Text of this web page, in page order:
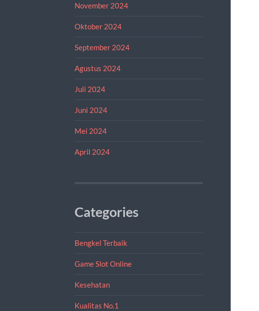
November 2024
Oktober 2024
September 2024
Agustus 2024
Juli 2024
Juni 2024
Mei 2024
April 2024
Categories
Bengkel Terbaik
Game Slot Online
Kesehatan
Kualitas No.1